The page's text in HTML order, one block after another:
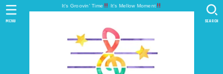
It's Groovin' Time It's Mellow Moment
SEARCH
MENU